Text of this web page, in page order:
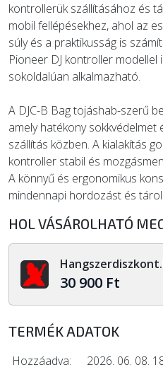
kontrollerük szállításához és
mobil fellépésekhez, ahol az
súly és a praktikusság is
Pioneer DJ kontroller modellel
sokoldalúan alkalmazható.
A DJC-B Bag tojáshab-szerű
amely hatékony sokkvédelmet
szállítás közben. A kialakítás
kontroller stabil és
A könnyű és ergonomikus
mindennapi hordozást és
HOL VÁSÁROLHATÓ
30 900 Ft
TERMÉK ADATOK
Hozzáadva:
2026. 06. 08.